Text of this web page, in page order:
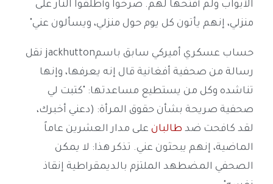
الأبواب ولم أفتحها لهم. صرخوا وأطلقوا النار على
منزلي، إنهم يأتون كل يوم حول منزلي، ويسألون عني"
حساب عسكري أميركي سابق باسمjackhutton نقل
رسالة من صحفية أفغانية قال إنه يعرفها، وإنها
تناشده وكل من يستطيع مساعدتها: "كتبت لي
صحفية صريحة بشأن حقوق المرأة: (دعني أخبرك،
لقد كافحت ضد طالبان على مدار العشرين عاماً
الماضية، إنهم يبحثون عني. تذكر هذا: لا يمكن
الصحفي المضطهد الملتزم بالديمقراطية إنقاذ